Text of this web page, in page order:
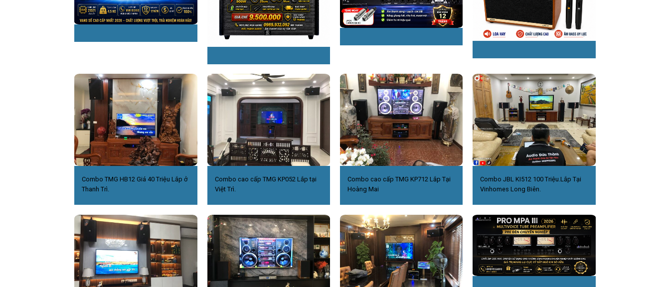
Combo TMG HB12 Giá 40 Triệu Lắp ở
Thanh Trì.
Combo cao cấp TMG KP052 Lắp tại
Việt Trì.
Combo cao cấp TMG KP712 Lắp Tại
Hoàng Mai
Combo JBL KI512 100 Triệu.Lắp Tại
Vinhomes Long Biên.